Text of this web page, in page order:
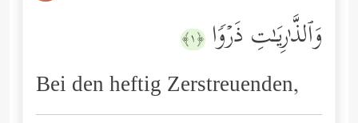
وَٱلذَّ ٰ⁠رِیَـٰتِ ذَرۡوࣰا ﴿١﴾
Bei den heftig Zerstreuenden,